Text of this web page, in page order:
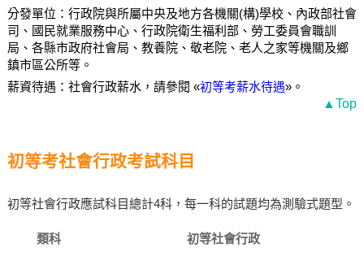
分發單位：行政院與所屬中央及地方各機關(構)學校、內政部社會
司、國民就業服務中心、行政院衛生福利部、勞工委員會職訓
局、各縣市政府社會局、教養院、敬老院、老人之家等機關及鄉
鎮市區公所等。
薪資待遇：社會行政薪水，請參閱 «初等考薪水待遇»。
▲Top
初等考社會行政考試科目
初等社會行政應試科目總計4科，每一科的試題均為測驗式題型。
類科 初等社會行政